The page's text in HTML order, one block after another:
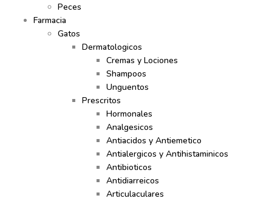
Peces
Farmacia
Gatos
Dermatologicos
Cremas y Lociones
Shampoos
Unguentos
Prescritos
Hormonales
Analgesicos
Antiacidos y Antiemetico
Antialergicos y Antihistaminicos
Antibioticos
Antidiarreicos
Articulaculares